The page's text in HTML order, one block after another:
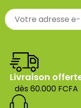
Livraison
dès 60.000 FCFA